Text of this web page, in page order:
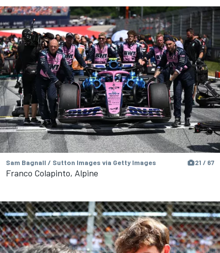
Sam Bagnall / Sutton Images via Getty Images 21 / 67
Franco Colapinto, Alpine